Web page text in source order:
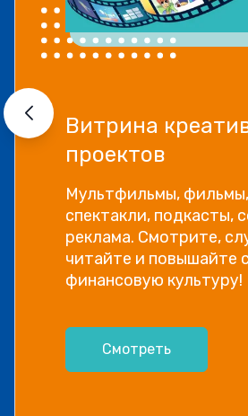
Витрина
проектов
Мультфильмы,
спектакли, подкасты,
реклама. Смотрите,
читайте и повышайте
финансовую культуру!
Смотреть